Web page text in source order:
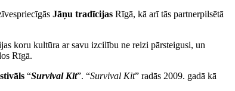
Jāņu tradīcijas Rīgā, kā arī tās partnerpilsētā
koru kultūra ar savu izcilību ne reizi pārsteigusi, un
Rīgā.
“Survival Kit”. “Survival Kit” radās 2009. gadā kā